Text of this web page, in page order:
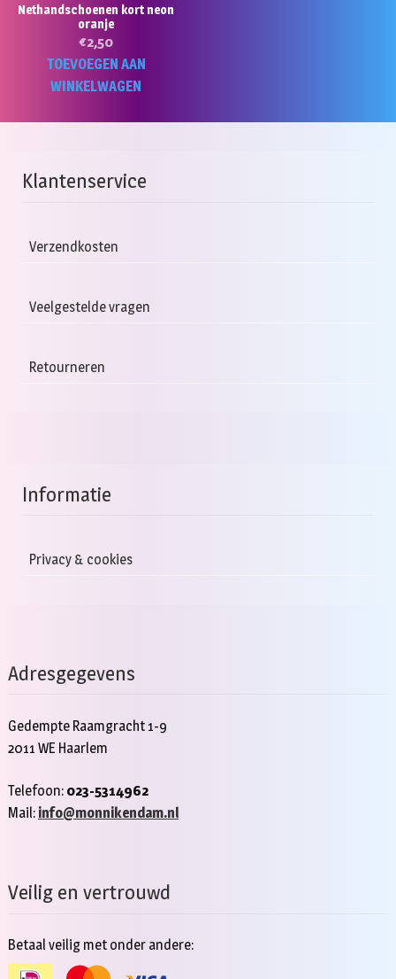
Nethandschoenen kort neon
oranje
€2,50
TOEVOEGEN AAN
WINKELWAGEN
Klantenservice
Verzendkosten
Veelgestelde vragen
Retourneren
Informatie
Privacy & cookies
Adresgegevens
Gedempte Raamgracht 1-9
2011 WE Haarlem
Telefoon: 023-5314962
Mail: info@monnikendam.nl
Veilig en vertrouwd
Betaal veilig met onder andere: